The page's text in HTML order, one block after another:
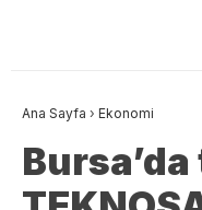
Ana Sayfa › Ekonomi